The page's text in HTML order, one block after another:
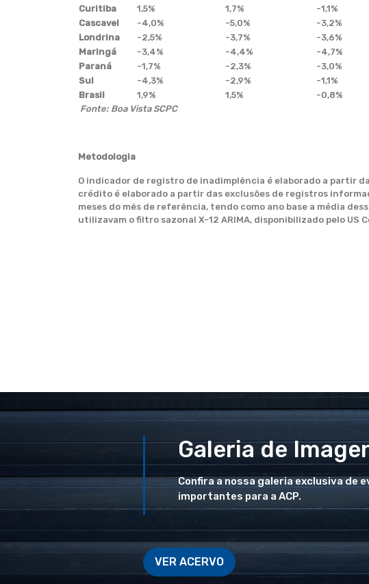
Curitiba
1,5% 1,7%
-1,1%
Cascavel
-4,0% -5,0%
-3,2%
Londrina
-2,5% -3,7%
-3,6%
Maringá
-3,4% -4,4%
-4,7%
Paraná
-1,7% -2,3%
-3,0%
Sul
-4,3% -2,9%
-1,1%
Brasil
1,9% 1,5%
-0,8%
Fonte: Boa Vista SCPC
Metodologia
O indicador de registro de inadimplência é elaborado a partir
crédito é elaborado a partir das exclusões de registros
meses do mês de referência, tendo como ano base a média
utilizavam o filtro sazonal X-12 ARIMA, disponibilizado pelo US
Galeria de
Confira a nossa galeria exclusiva de
importantes para a ACP.
VER ACERVO